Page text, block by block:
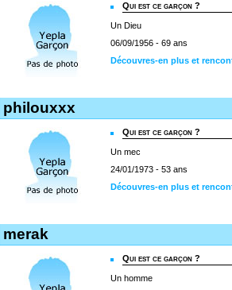
Qui est ce garçon ?
Un Dieu
06/09/1956 - 69 ans
Découvres-en plus et
philouxxx
Qui est ce garçon ?
Un mec
24/01/1973 - 53 ans
Découvres-en plus et
merak
Qui est ce garçon ?
Un homme